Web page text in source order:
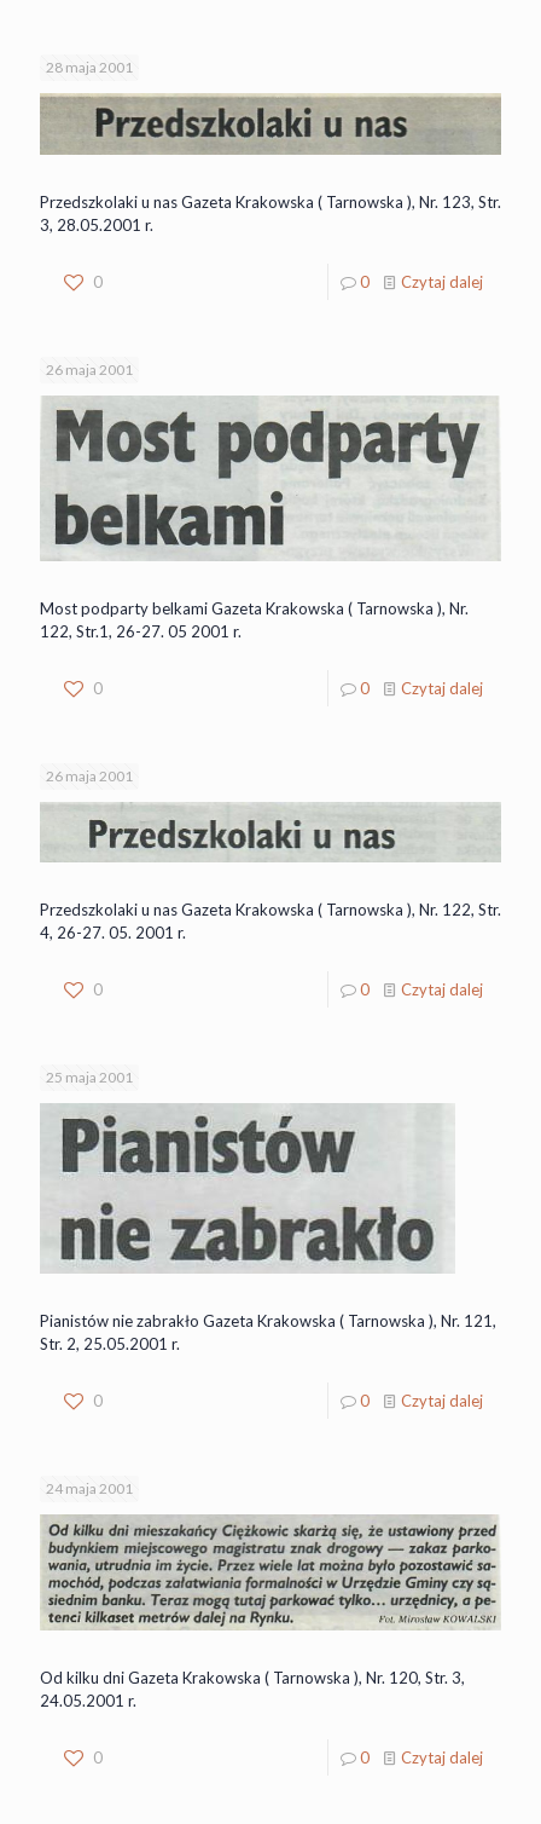
28 maja 2001
Przedszkolaki u nas Gazeta Krakowska ( Tarnowska ), Nr. 123, Str.
3, 28.05.2001 r.
0 0 Czytaj dalej
26 maja 2001
Most podparty belkami Gazeta Krakowska ( Tarnowska ), Nr.
122, Str.1, 26-27. 05 2001 r.
0 0 Czytaj dalej
26 maja 2001
Przedszkolaki u nas Gazeta Krakowska ( Tarnowska ), Nr. 122, Str.
4, 26-27. 05. 2001 r.
0 0 Czytaj dalej
25 maja 2001
Pianistów nie zabrakło Gazeta Krakowska ( Tarnowska ), Nr. 121,
Str. 2, 25.05.2001 r.
0 0 Czytaj dalej
24 maja 2001
Od kilku dni Gazeta Krakowska ( Tarnowska ), Nr. 120, Str. 3,
24.05.2001 r.
0 0 Czytaj dalej